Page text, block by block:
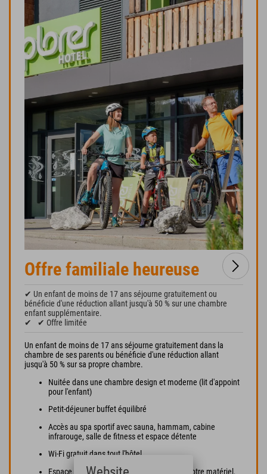
Offre familiale heureuse
✔ Un enfant de moins de 17 ans séjourne gratuitement ou
bénéficie d'une réduction allant jusqu'à 50 % sur une chambre
enfant supplémentaire.
✔
✔ Offre limitée
Un enfant de moins de 17 ans séjourne gratuitement dans la
chambre de ses parents ou bénéficie d'une réduction allant
jusqu'à 50 % sur sa propre chambre.
Nuitée dans une chambre design et moderne (lit d'appoint
pour l'enfant)
Petit-déjeuner buffet équilibré
Accès au spa sportif avec sauna, hammam, cabine
infrarouge, salle de fitness et espace détente
Wi-Fi gratuit dans tout l'hôtel
Espace VTT et ski : atelier d'entretien pour votre matériel,